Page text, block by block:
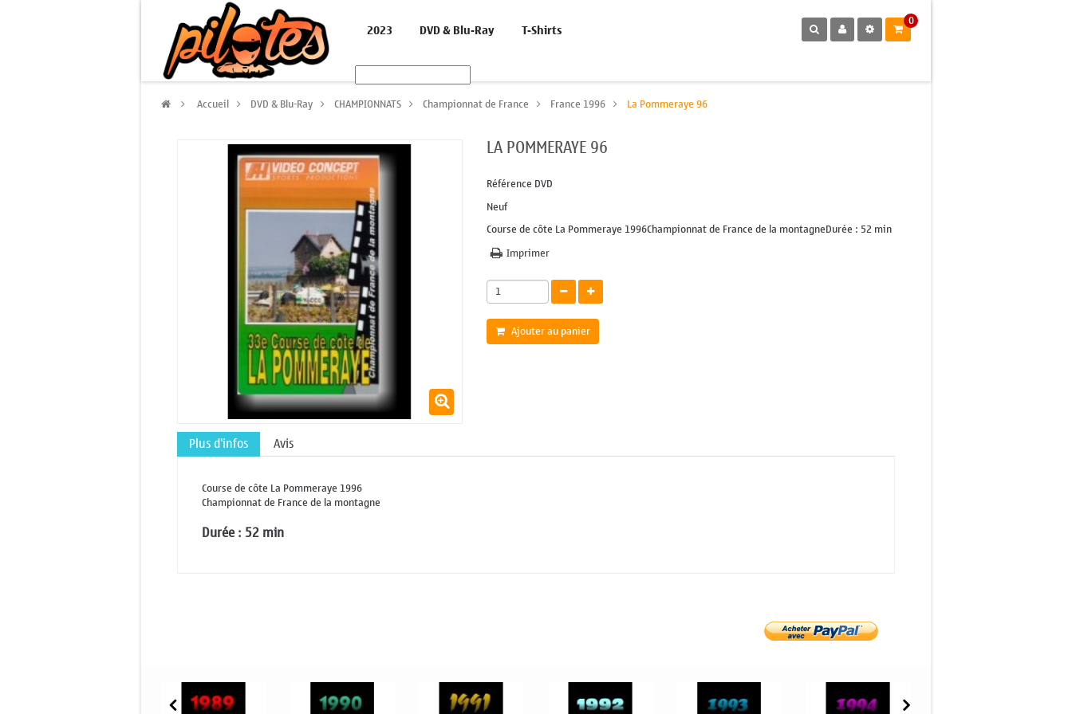
2023 DVD & Blu-Ray T-Shirts
0
> Accueil > DVD & Blu-Ray > CHAMPIONNATS > Championnat de France > France 1996 > La Pommeraye 96
LA POMMERAYE 96
Référence DVD
Neuf
Course de côte La Pommeraye 1996Championnat de France de la montagneDurée : 52 min
Imprimer
Ajouter au panier
Plus d'infos Avis
Course de côte La Pommeraye 1996
Championnat de France de la montagne
Durée : 52 min